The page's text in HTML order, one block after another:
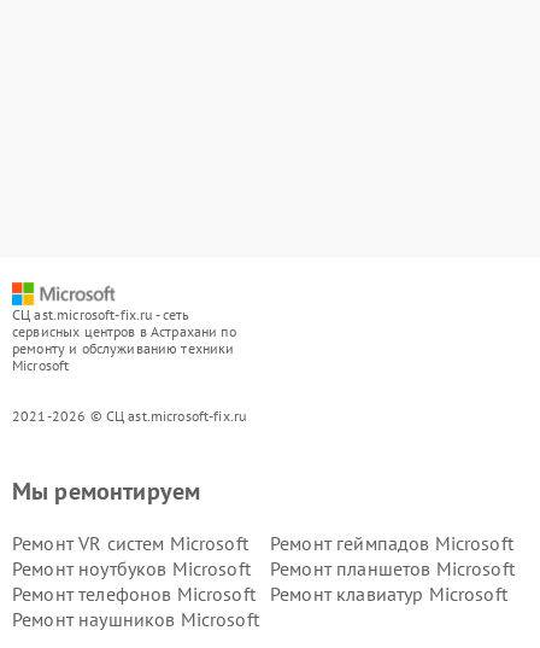
СЦ ast.microsoft-fix.ru - сеть
сервисных центров в Астрахани по
ремонту и обслуживанию техники
Microsoft
2021-2026 © СЦ ast.microsoft-fix.ru
Мы ремонтируем
Ремонт VR систем Microsoft
Ремонт геймпадов Microsoft
Ремонт ноутбуков Microsoft
Ремонт планшетов Microsoft
Ремонт телефонов Microsoft
Ремонт клавиатур Microsoft
Ремонт наушников Microsoft